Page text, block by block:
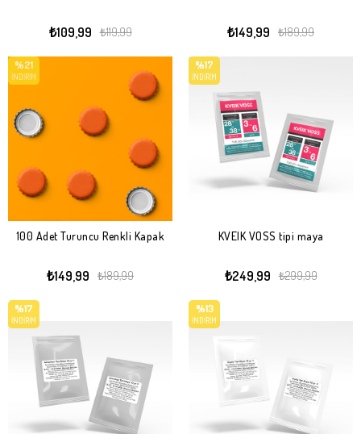
₺109,99 ₺119,99 ₺149,99 ₺189,99
100 Adet Turuncu Renkli Kapak
₺149,99 ₺189,99
%21
İNDIRIM
KVEIK VOSS tipi maya
₺249,99 ₺299,99
%17
İNDIRIM
%17
İNDIRIM
%13
İNDIRIM